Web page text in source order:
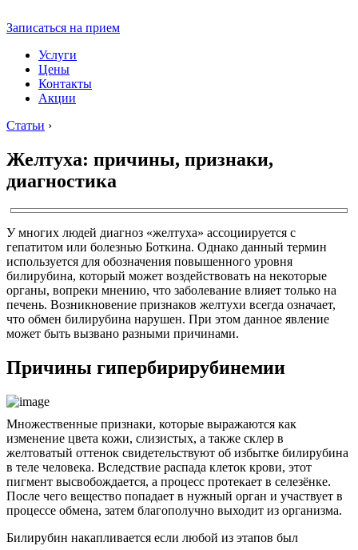
Записаться на прием
Услуги
Цены
Контакты
Акции
Статьи ›
Желтуха: причины, признаки,
диагностика
У многих людей диагноз «желтуха» ассоциируется с
гепатитом или болезнью Боткина. Однако данный термин
используется для обозначения повышенного уровня
билирубина, который может воздействовать на некоторые
органы, вопреки мнению, что заболевание влияет только на
печень. Возникновение признаков желтухи всегда означает,
что обмен билирубина нарушен. При этом данное явление
может быть вызвано разными причинами.
Причины гипербирирубинемии
Множественные признаки, которые выражаются как
изменение цвета кожи, слизистых, а также склер в
желтоватый оттенок свидетельствуют об избытке билирубина
в теле человека. Вследствие распада клеток крови, этот
пигмент высвобождается, а процесс протекает в селезёнке.
После чего вещество попадает в нужный орган и участвует в
процессе обмена, затем благополучно выходит из организма.
Билирубин накапливается если любой из этапов был